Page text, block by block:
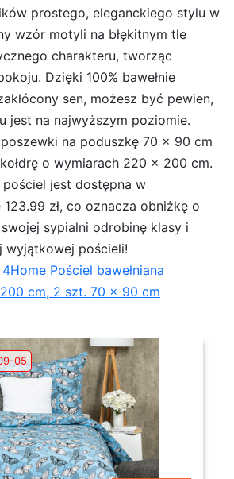
prostego, eleganckiego stylu w
wzór motyli na błękitnym tle
charakteru, tworząc
Dzięki 100% bawełnie
sen, możesz być pewien,
jest na najwyższym poziomie.
na poduszkę 70 x 90 cm
o wymiarach 220 x 200 cm.
jest dostępna w
zł, co oznacza obniżkę o
sypialni odrobinę klasy i
wyjątkowej pościeli!
4Home Pościel bawełniana
cm, 2 szt. 70 x 90 cm
05